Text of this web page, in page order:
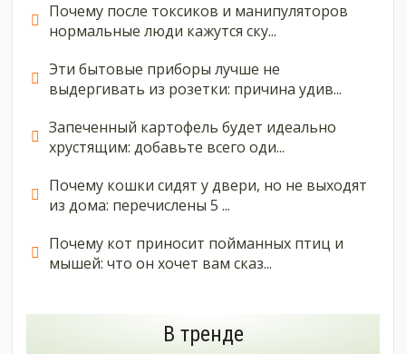
Почему после токсиков и манипуляторов
нормальные люди кажутся ску...
Эти бытовые приборы лучше не
выдергивать из розетки: причина удив...
Запеченный картофель будет идеально
хрустящим: добавьте всего оди...
Почему кошки сидят у двери, но не выходят
из дома: перечислены 5 ...
Почему кот приносит пойманных птиц и
мышей: что он хочет вам сказ...
В тренде